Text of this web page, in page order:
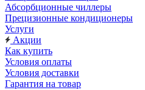
Абсорбционные чиллеры
Прецизионные кондиционеры
Услуги
Акции
Как купить
Условия оплаты
Условия доставки
Гарантия на товар